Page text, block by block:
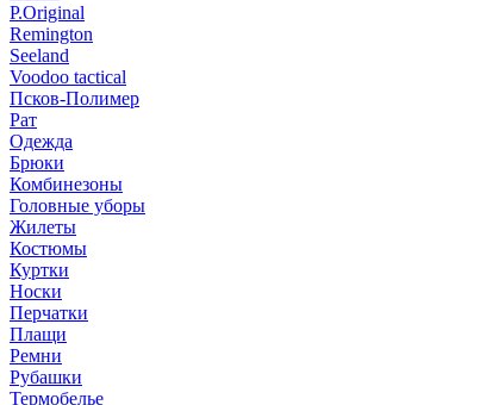
P.Original
Remington
Seeland
Voodoo tactical
Псков-Полимер
Рат
Одежда
Брюки
Комбинезоны
Головные уборы
Жилеты
Костюмы
Куртки
Носки
Перчатки
Плащи
Ремни
Рубашки
Термобелье